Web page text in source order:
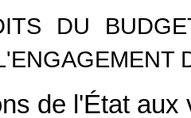
DU
de l'État aux